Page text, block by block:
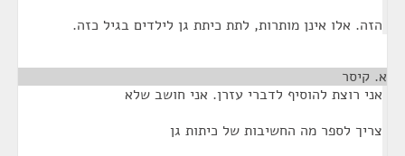
הזה. אלו אינן מותרות, לתת כיתת גן לילדים בגיל כזה.
א. קיסר
אני רוצת להוסיף לדברי עזרן. אני חושב שלא
צריך לספר מה החשיבות של כיתות גן